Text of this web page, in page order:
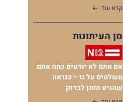
קרא עוד
מן העיתונות
אם אתם לא יודעים כמה אתם
משלמים על גז – כנראה
שהגיע הזמן לבדוק